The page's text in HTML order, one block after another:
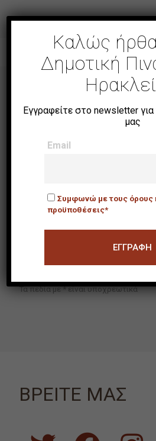
NEWSLETTER
Συμφωνώ με τους όρους
Τα πεδία με * είναι υποχρεωτικά
ΒΡΕΙΤΕ ΜΑΣ
Καλώς
Δημοτική
Εγγραφείτε στο newsletter για
μας
Email
Συμφωνώ με τους όρους
προϋποθέσεις*